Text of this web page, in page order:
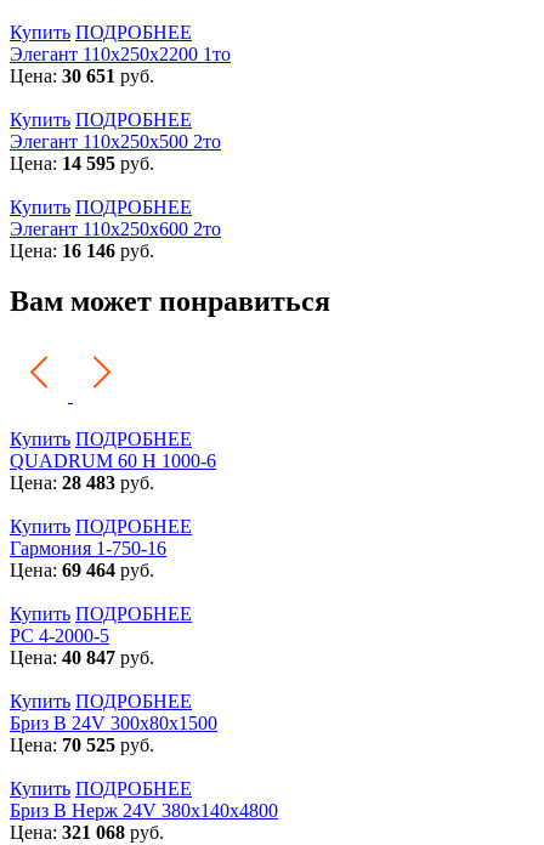
Купить ПОДРОБНЕЕ
Элегант 110x250x2200 1то
Цена: 30 651 руб.
Купить ПОДРОБНЕЕ
Элегант 110x250x500 2то
Цена: 14 595 руб.
Купить ПОДРОБНЕЕ
Элегант 110x250x600 2то
Цена: 16 146 руб.
Вам может понравиться
Купить ПОДРОБНЕЕ
QUADRUM 60 H 1000-6
Цена: 28 483 руб.
Купить ПОДРОБНЕЕ
Гармония 1-750-16
Цена: 69 464 руб.
Купить ПОДРОБНЕЕ
РС 4-2000-5
Цена: 40 847 руб.
Купить ПОДРОБНЕЕ
Бриз В 24V 300x80x1500
Цена: 70 525 руб.
Купить ПОДРОБНЕЕ
Бриз В Нерж 24V 380x140x4800
Цена: 321 068 руб.